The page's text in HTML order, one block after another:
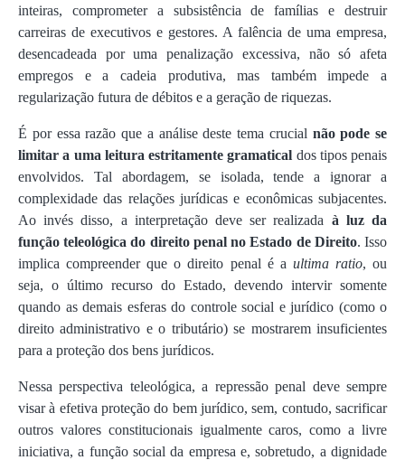
inteiras, comprometer a subsistência de famílias e destruir
carreiras de executivos e gestores. A falência de uma empresa,
desencadeada por uma penalização excessiva, não só afeta
empregos e a cadeia produtiva, mas também impede a
regularização futura de débitos e a geração de riquezas.
É por essa razão que a análise deste tema crucial não pode se
limitar a uma leitura estritamente gramatical dos tipos penais
envolvidos. Tal abordagem, se isolada, tende a ignorar a
complexidade das relações jurídicas e econômicas subjacentes.
Ao invés disso, a interpretação deve ser realizada à luz da
função teleológica do direito penal no Estado de Direito. Isso
implica compreender que o direito penal é a ultima ratio, ou
seja, o último recurso do Estado, devendo intervir somente
quando as demais esferas do controle social e jurídico (como o
direito administrativo e o tributário) se mostrarem insuficientes
para a proteção dos bens jurídicos.
Nessa perspectiva teleológica, a repressão penal deve sempre
visar à efetiva proteção do bem jurídico, sem, contudo, sacrificar
outros valores constitucionais igualmente caros, como a livre
iniciativa, a função social da empresa e, sobretudo, a dignidade